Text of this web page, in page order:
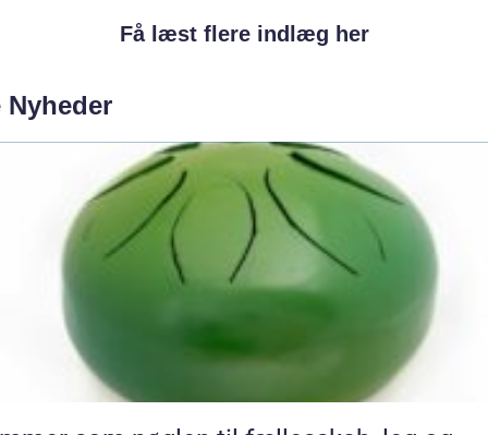
Få læst flere indlæg her
Nyheder